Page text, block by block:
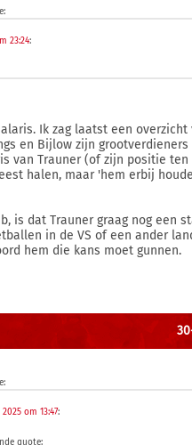
23:24:
Ik zag laatst een overzicht
en Bijlow zijn
van Trauner (of zijn positie ten
halen, maar 'hem erbij
is dat Trauner graag nog een
in de VS of een ander
hem die kans moet gunnen.
om 13:47:
quote: